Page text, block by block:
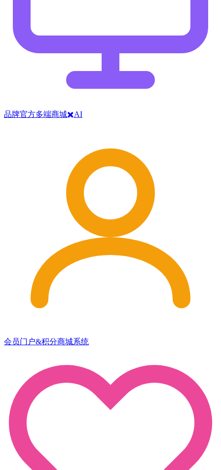
品牌官方多端商城✖️AI
会员门户&积分商城系统